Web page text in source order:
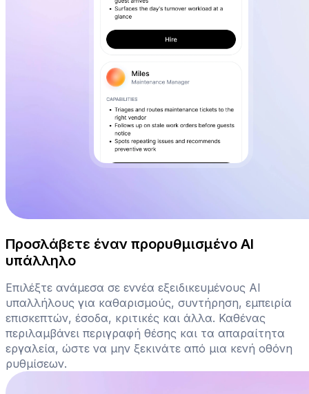
Προσλάβετε έναν προρυθμισμένο AI
υπάλληλο
Επιλέξτε ανάμεσα σε εννέα εξειδικευμένους AI
υπαλλήλους για καθαρισμούς, συντήρηση, εμπειρία
επισκεπτών, έσοδα, κριτικές και άλλα. Καθένας
περιλαμβάνει περιγραφή θέσης και τα απαραίτητα
εργαλεία, ώστε να μην ξεκινάτε από μια κενή οθόνη
ρυθμίσεων.